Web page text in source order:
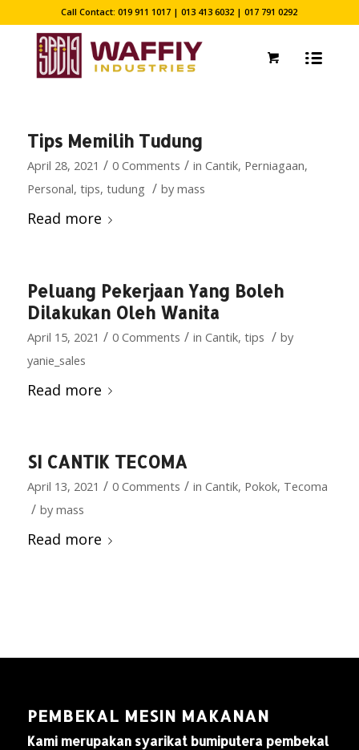
Call Contact: 019 911 1017 | 013 413 6032 | 017 791 0292
Tips Memilih Tudung
April 28, 2021 / 0 Comments / in Cantik, Perniagaan,
Personal, tips, tudung / by mass
Read more
Peluang Pekerjaan Yang Boleh
Dilakukan Oleh Wanita
April 15, 2021 / 0 Comments / in Cantik, tips / by
yanie_sales
Read more
SI CANTIK TECOMA
April 13, 2021 / 0 Comments / in Cantik, Pokok, Tecoma
/ by mass
Read more
PEMBEKAL MESIN MAKANAN
Kami merupakan syarikat bumiputera pembekal